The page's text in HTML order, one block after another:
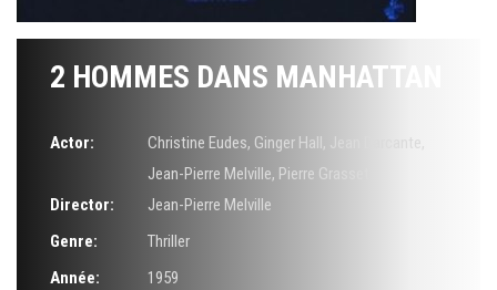
2 HOMMES DANS MANHATTAN
Actor: Christine Eudes, Ginger Hall,
Jean-Pierre Melville, Pierre Grasset
Director:
Jean-Pierre Melville
Genre:
Thriller
Année:
1959